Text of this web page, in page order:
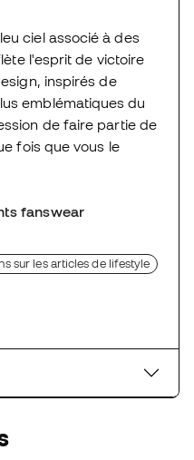
ciel associé à des
l'esprit de victoire
inspirés de
emblématiques du
de faire partie de
fois que vous le
fanswear
sur les articles de lifestyle